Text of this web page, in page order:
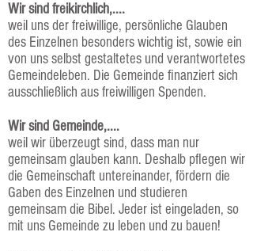
Wir sind freikirchlich,....
weil uns der freiwillige, persönliche Glauben
des Einzelnen besonders wichtig ist, sowie ein
von uns selbst gestaltetes und verantwortetes
Gemeindeleben. Die Gemeinde finanziert sich
ausschließlich aus freiwilligen Spenden.
Wir sind Gemeinde,....
weil wir überzeugt sind, dass man nur
gemeinsam glauben kann. Deshalb pflegen wir
die Gemeinschaft untereinander, fördern die
Gaben des Einzelnen und studieren
gemeinsam die Bibel. Jeder ist eingeladen, so
mit uns Gemeinde zu leben und zu bauen!